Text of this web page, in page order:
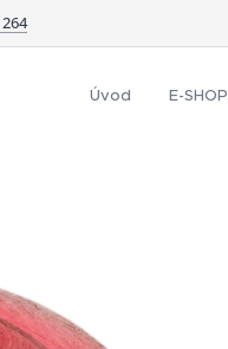
Úvod E-SHOP